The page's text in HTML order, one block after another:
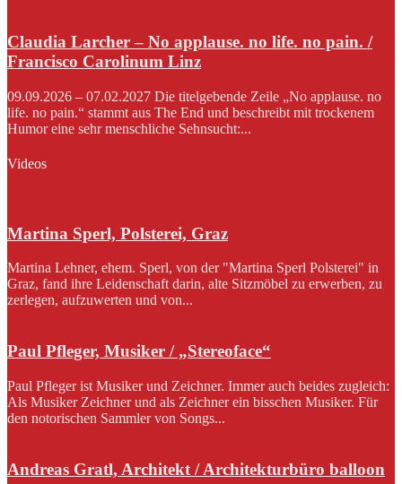
Claudia Larcher – No applause. no life. no pain. /
Francisco Carolinum Linz
09.09.2026 – 07.02.2027 Die titelgebende Zeile „No applause. no
life. no pain.“ stammt aus The End und beschreibt mit trockenem
Humor eine sehr menschliche Sehnsucht:...
Videos
Martina Sperl, Polsterei, Graz
Martina Lehner, ehem. Sperl, von der "Martina Sperl Polsterei" in
Graz, fand ihre Leidenschaft darin, alte Sitzmöbel zu erwerben, zu
zerlegen, aufzuwerten und von...
Paul Pfleger, Musiker / „Stereoface“
Paul Pfleger ist Musiker und Zeichner. Immer auch beides zugleich:
Als Musiker Zeichner und als Zeichner ein bisschen Musiker. Für
den notorischen Sammler von Songs...
Andreas Gratl, Architekt / Architekturbüro balloon